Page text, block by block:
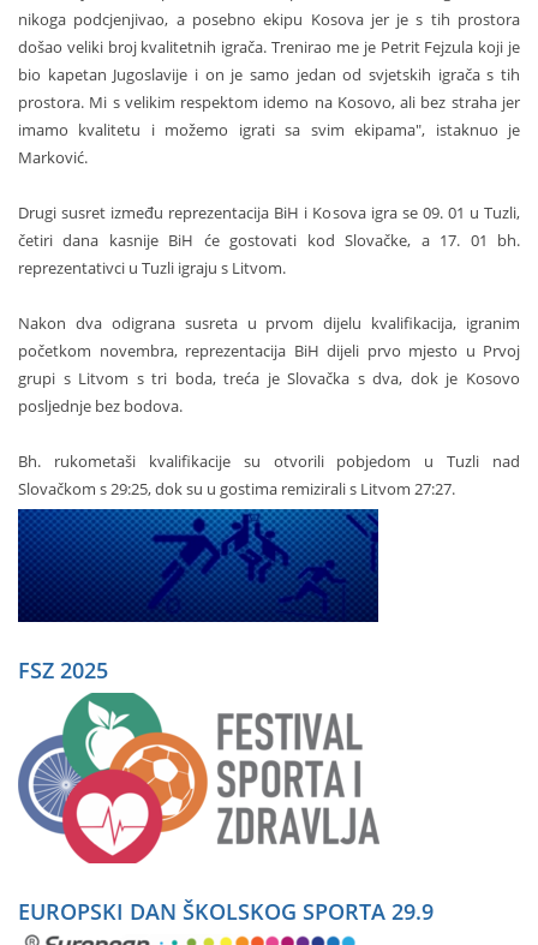
nikoga podcjenjivao, a posebno ekipu Kosova jer je s tih prostora
došao veliki broj kvalitetnih igrača. Trenirao me je Petrit Fejzula koji je
bio kapetan Jugoslavije i on je samo jedan od svjetskih igrača s tih
prostora. Mi s velikim respektom idemo na Kosovo, ali bez straha jer
imamo kvalitetu i možemo igrati sa svim ekipama", istaknuo je
Marković.
Drugi susret između reprezentacija BiH i Kosova igra se 09. 01 u Tuzli,
četiri dana kasnije BiH će gostovati kod Slovačke, a 17. 01 bh.
reprezentativci u Tuzli igraju s Litvom.
Nakon dva odigrana susreta u prvom dijelu kvalifikacija, igranim
početkom novembra, reprezentacija BiH dijeli prvo mjesto u Prvoj
grupi s Litvom s tri boda, treća je Slovačka s dva, dok je Kosovo
posljednje bez bodova.
Bh. rukometaši kvalifikacije su otvorili pobjedom u Tuzli nad
Slovačkom s 29:25, dok su u gostima remizirali s Litvom 27:27.
FSZ 2025
EUROPSKI DAN ŠKOLSKOG SPORTA 29.9